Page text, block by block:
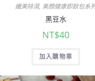
纖美除濕, 美顏健康即飲包系
黑豆水
NT$40
加入購物車